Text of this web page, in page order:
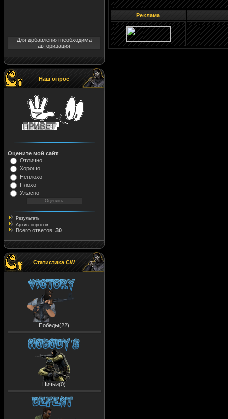
Для добавления необходима
авторизация
Наш опрос
Оцените мой сайт
Отлично
Хорошо
Неплохо
Плохо
Ужасно
Результаты
Архив опросов
Всего ответов: 30
Статистика CW
Победы(22)
Ничьи(0)
Реклама